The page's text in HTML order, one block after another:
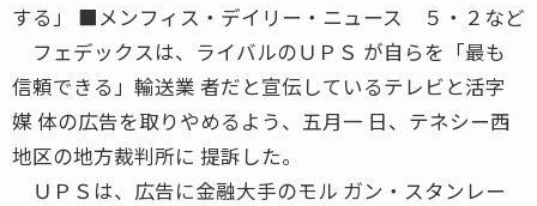
する」 ■メンフィス・デイリー・ニュース ５・２など
フェデックスは、ライバルのＵＰＳ が自らを「最も
信頼できる」輸送業 者だと宣伝しているテレビと活字
媒 体の広告を取りやめるよう、五月一 日、テネシー西
地区の地方裁判所に 提訴した。
ＵＰＳは、広告に金融大手のモル ガン・スタンレー